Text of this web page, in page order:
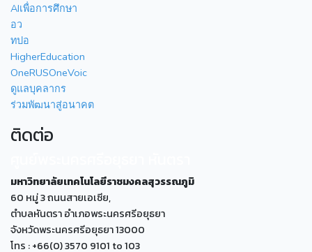
AIเพื่อการศึกษา
อว
ทปอ
HigherEducation
OneRUSOneVoic
ดูแลบุคลากร
ร่วมพัฒนาสู่อนาคต
ติดต่อ
มหาวิทยาลัยเทคโนโลยีราชมงคลสุวรรณภูมิ
60 หมู่ 3 ถนนสายเอเซีย,
ตำบลหันตรา อำเภอพระนครศรีอยุธยา
จังหวัดพระนครศรีอยุธยา 13000
โทร : +66(0) 3570 9101 to 103